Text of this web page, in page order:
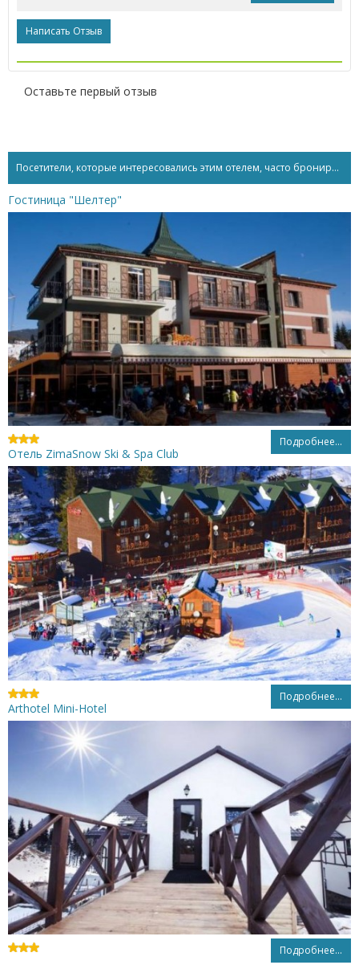
Написать Отзыв
Оставьте первый отзыв
Посетители, которые интересовались этим отелем, часто бронируют...
Гостиница "Шелтер"
Подробнее...
Отель ZimaSnow Ski & Spa Club
Подробнее...
Arthotel Mini-Hotel
Подробнее...